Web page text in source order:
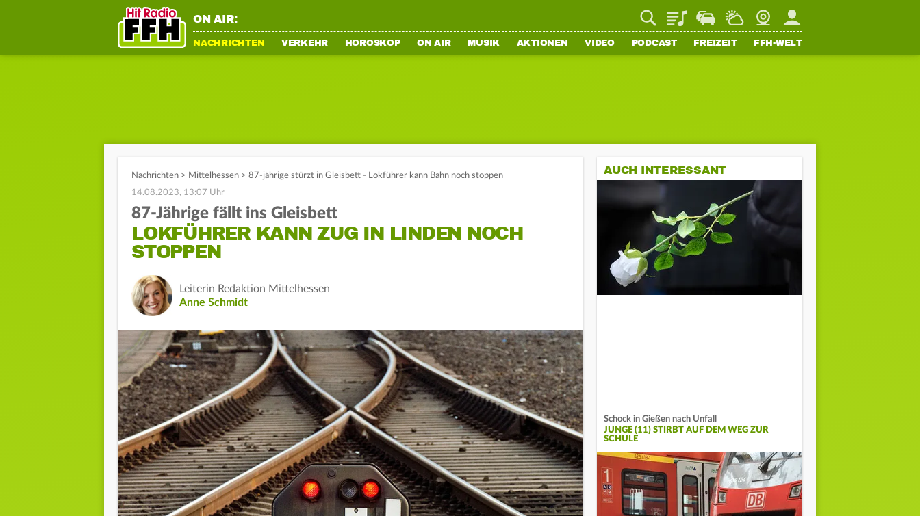
ON AIR: PlaylistStaupilotWetterWebcamMein FFH
NACHRICHTEN VERKEHR HOROSKOP ON AIR MUSIK AKTIONEN VIDEO PODCAST FREIZEIT FFH-WELT
Nachrichten > Mittelhessen > 87-jährige stürzt in Gleisbett - Lokführer kann Bahn noch stoppen
14.08.2023, 13:07 Uhr
87-Jährige fällt ins Gleisbett
LOKFÜHRER KANN ZUG IN LINDEN NOCH
STOPPEN
Leiterin Redaktion Mittelhessen
Anne Schmidt
AUCH INTERESSANT
Schock in Gießen nach Unfall
JUNGE (11) STIRBT AUF DEM WEG ZUR
SCHULE